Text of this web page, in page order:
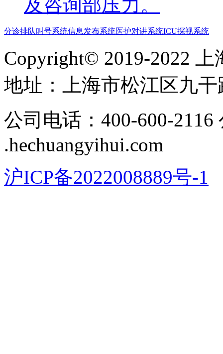
及咨询部压力。
分诊排队叫号系统信息发布系统医护对讲系统ICU探视系统
Copyright© 2019-2022
地址​：上海市松江区九干
公司电话：400-600-
.hechuangyihui.com
沪ICP备2022008889号-1